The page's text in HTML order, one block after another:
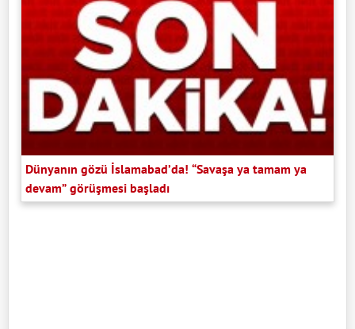
Dünyanın gözü İslamabad’da! “Savaşa ya tamam ya
devam” görüşmesi başladı